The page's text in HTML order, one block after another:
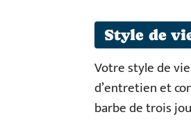
Style de
Votre style de
d’entretien et
barbe de trois